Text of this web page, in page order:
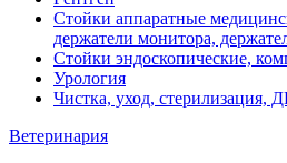
Стойки аппаратные
держатели монитора,
Стойки эндоскопические,
Урология
Чистка, уход, стерилизация,
Ветеринария